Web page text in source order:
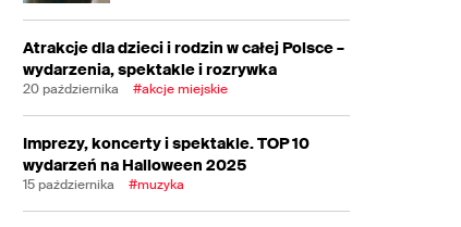
Atrakcje dla dzieci i rodzin w całej Polsce –
wydarzenia, spektakle i rozrywka
20 października #akcje miejskie
Imprezy, koncerty i spektakle. TOP 10
wydarzeń na Halloween 2025
15 października #muzyka